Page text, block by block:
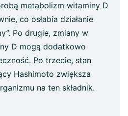
metabolizm witaminy D
co osłabia działanie
Po drugie, zmiany w
D mogą dodatkowo
Po trzecie, stan
Hashimoto zwiększa
na ten składnik.